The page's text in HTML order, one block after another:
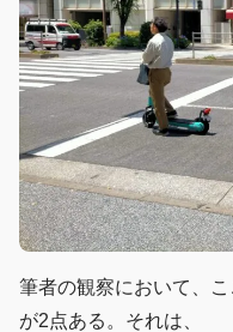
筆者の観察において、
が2点ある。それは、